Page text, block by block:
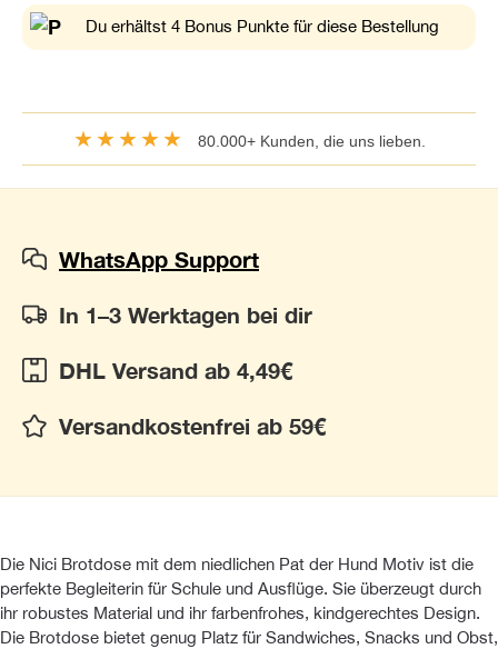
Du erhältst 4 Bonus Punkte für diese Bestellung
★★★★★ 80.000+ Kunden, die uns lieben.
WhatsApp Support
In 1–3 Werktagen bei dir
DHL Versand ab 4,49€
Versandkostenfrei ab 59€
Die Nici Brotdose mit dem niedlichen Pat der Hund Motiv ist die
perfekte Begleiterin für Schule und Ausflüge. Sie überzeugt durch
ihr robustes Material und ihr farbenfrohes, kindgerechtes Design.
Die Brotdose bietet genug Platz für Sandwiches, Snacks und Obst,